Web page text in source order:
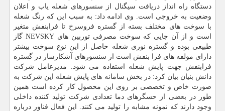
دستگاه راه انداز دریافت سیگنال از سنسورهای شعله یاب و اعلان
وضعیت به خروجی است. وی ادامه داد: به سبب این كه رنگ شعله
با سوخت های مختلف بسته از گستره فروسرخ تا فرابنفش متغیر
است و از آن جایی كه سوخت مصرفی توربین های NEVSKY گاز
طبیعی بوده و گستره نوری شعله حاصل از این نوع سوخت بیشتر
دارای مولفه های فرا بنفش است از سنسورهای آشكارساز در گستره
فرابنفش جهت پایش شعله استفاده می شود. مدیرعامل شركت
دانش بنیان بیان كرد: در بخش سامانه های پایش شعله این شركت به
صورت خاص و تخصصی بر روی این محصول كار كرده است همین
طور در بعضی از حسگرهای دما تعدادی شركت تولید كننده داخلی
وجود دارند كه نمونه مشابه را تولید می كنند. این فعال فناور درباره